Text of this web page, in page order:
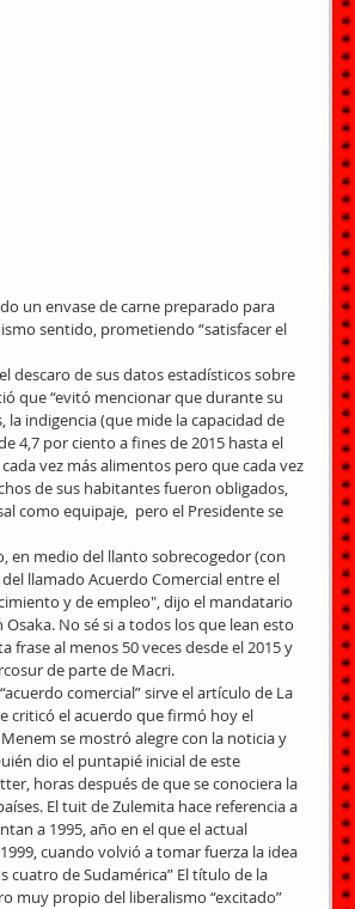
un envase de carne preparado para
sentido, prometiendo “satisfacer el
descaro de sus datos estadísticos sobre
que “evitó mencionar que durante su
indigencia (que mide la capacidad de
4,7 por ciento a fines de 2015 hasta el
vez más alimentos pero que cada vez
de sus habitantes fueron obligados,
como equipaje,  pero el Presidente se
en medio del llanto sobrecogedor (con
llamado Acuerdo Comercial entre el
y de empleo", dijo el mandatario
No sé si a todos los que lean esto
frase al menos 50 veces desde el 2015 y
de parte de Macri.
comercial” sirve el artículo de La
criticó el acuerdo que firmó hoy el
se mostró alegre con la noticia y
dio el puntapié inicial de este
horas después de que se conociera la
El tuit de Zulemita hace referencia a
a 1995, año en el que el actual
cuando volvió a tomar fuerza la idea
cuatro de Sudamérica” El título de la
muy propio del liberalismo “excitado”